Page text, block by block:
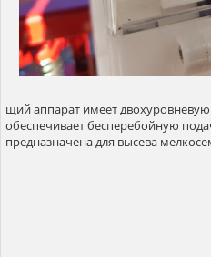
щий аппарат имеет
обеспечивает бесперебойную
предназначена для высева